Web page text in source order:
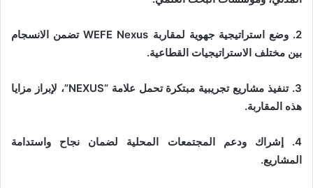
2. وضع استراتيجية جهوية لمقاربة WEFE Nexus تضمن الانسجام
بين مختلف الاستراتيجيات القطاعية.
3. تنفيذ مشاريع تجريبية مبتكرة تحمل علامة “NEXUS”، لإبراز مزايا
هذه المقاربة.
4. إشراك ودعم المجتمعات المحلية لضمان نجاح واستدامة
المشاريع.